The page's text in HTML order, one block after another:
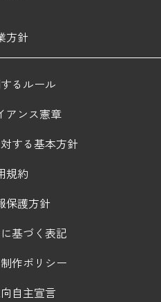
方針
るルール
アンス憲章
する基本方針
規約
保護方針
基づく表記
作ポリシー
自主宣言